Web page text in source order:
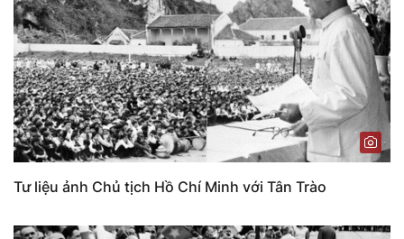
Tư liệu ảnh Chủ tịch Hồ Chí Minh với Tân Trào